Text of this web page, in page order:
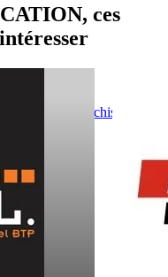
Devenir franchiseur
ces